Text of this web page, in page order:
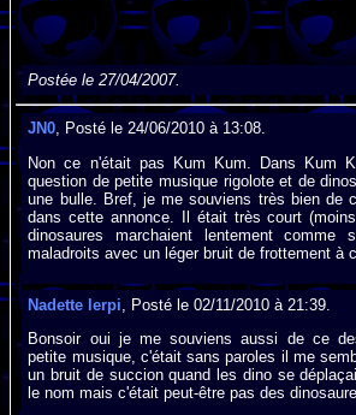
Postée le 27/04/2007.
JN0, Posté le 24/06/2010 à 13:08.
Non ce n'était pas Kum Kum. Dans Kum
question de petite musique rigolote et de
une bulle. Bref, je me souviens très bien de
dans cette annonce. Il était très court
dinosaures marchaient lentement comme
maladroits avec un léger bruit de frottement à
Nadette lerpi, Posté le 02/11/2010 à 21:39.
Bonsoir oui je me souviens aussi de ce
petite musique, c'était sans paroles il me
un bruit de succion quand les dino se
le nom mais c'était peut-être pas des